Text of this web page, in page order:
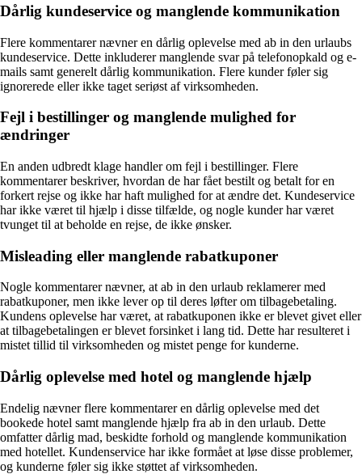
Dårlig kundeservice og manglende kommunikation
Flere kommentarer nævner en dårlig oplevelse med ab in den urlaubs
kundeservice. Dette inkluderer manglende svar på telefonopkald og e-
mails samt generelt dårlig kommunikation. Flere kunder føler sig
ignorerede eller ikke taget seriøst af virksomheden.
Fejl i bestillinger og manglende mulighed for
ændringer
En anden udbredt klage handler om fejl i bestillinger. Flere
kommentarer beskriver, hvordan de har fået bestilt og betalt for en
forkert rejse og ikke har haft mulighed for at ændre det. Kundeservice
har ikke været til hjælp i disse tilfælde, og nogle kunder har været
tvunget til at beholde en rejse, de ikke ønsker.
Misleading eller manglende rabatkuponer
Nogle kommentarer nævner, at ab in den urlaub reklamerer med
rabatkuponer, men ikke lever op til deres løfter om tilbagebetaling.
Kundens oplevelse har været, at rabatkuponen ikke er blevet givet eller
at tilbagebetalingen er blevet forsinket i lang tid. Dette har resulteret i
mistet tillid til virksomheden og mistet penge for kunderne.
Dårlig oplevelse med hotel og manglende hjælp
Endelig nævner flere kommentarer en dårlig oplevelse med det
bookede hotel samt manglende hjælp fra ab in den urlaub. Dette
omfatter dårlig mad, beskidte forhold og manglende kommunikation
med hotellet. Kundenservice har ikke formået at løse disse problemer,
og kunderne føler sig ikke støttet af virksomheden.